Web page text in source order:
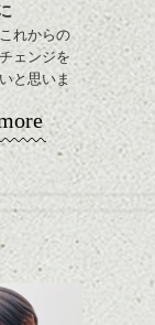
るとタイト
ョート
リッとし
とも相性
は大きめ
頭の箇所
ロールし
イリング
しないで
てはかけ
もありま
ひご相談
れからの
ェンジを
と思いま
ォルムが
を良く見
もあり、
に雰囲気
タイリン
ので朝の
カット。